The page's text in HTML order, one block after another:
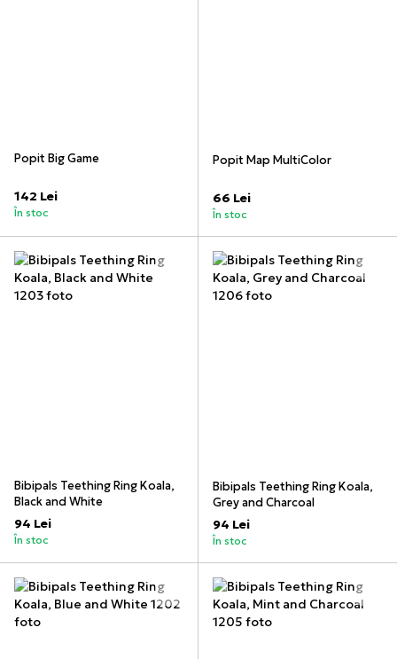
Popit Big Game
142 Lei
În stoc
Popit Map MultiColor
66 Lei
În stoc
Bibipals Teething Ring Koala,
Black and White
94 Lei
În stoc
Bibipals Teething Ring Koala,
Grey and Charcoal
94 Lei
În stoc